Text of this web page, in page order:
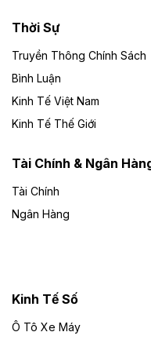
Dự án Nhà máy xử lý
Công ty TNHH Năng
Theo
Đức Long Gia Lai
Lai
Bốn doanh nghiệp có
phần Tập đoàn Đức
Gia Lai với tổng vốn
Đồng Nai cho
công nghiệp ở
Thời Sự
Truyền Thông Chính Sách
Bình Luận
Kinh Tế Việt Nam
Kinh Tế Thế Giới
Tài Chính & Ngân
Tài Chính
Ngân Hàng
Kinh Tế Số
Ô Tô Xe Máy